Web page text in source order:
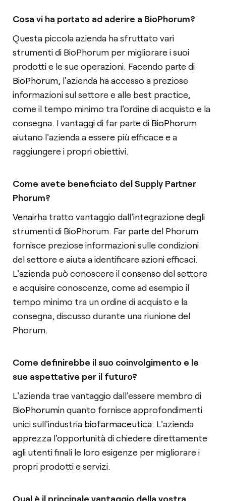
Cosa vi ha portato ad aderire a BioPhorum?
Questa piccola azienda ha sfruttato vari
strumenti di BioPhorum per migliorare i suoi
prodotti e le sue operazioni. Facendo parte di
BioPhorum, l'azienda ha accesso a preziose
informazioni sul settore e alle best practice,
come il tempo minimo tra l'ordine di acquisto e la
consegna. I vantaggi di far parte di BioPhorum
aiutano l'azienda a essere più efficace e a
raggiungere i propri obiettivi.
Come avete beneficiato del Supply Partner
Phorum?
Venairha tratto vantaggio dall'integrazione degli
strumenti di BioPhorum. Far parte del Phorum
fornisce preziose informazioni sulle condizioni
del settore e aiuta a identificare azioni efficaci.
L'azienda può conoscere il consenso del settore
e acquisire conoscenze, come ad esempio il
tempo minimo tra un ordine di acquisto e la
consegna, discusso durante una riunione del
Phorum.
Come definirebbe il suo coinvolgimento e le
sue aspettative per il futuro?
L'azienda trae vantaggio dall'essere membro di
BioPhorumin quanto fornisce approfondimenti
unici sull'industria biofarmaceutica. L'azienda
apprezza l'opportunità di chiedere direttamente
agli utenti finali le loro esigenze per migliorare i
propri prodotti e servizi.
Qual è il principale vantaggio della vostra